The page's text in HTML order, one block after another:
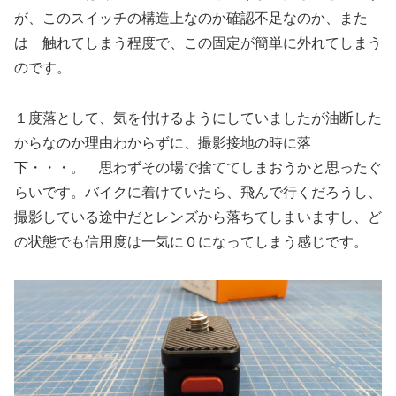
が、このスイッチの構造上なのか確認不足なのか、また
は 触れてしまう程度で、この固定が簡単に外れてしまう
のです。
１度落として、気を付けるようにしていましたが油断した
からなのか理由わからずに、撮影接地の時に落
下・・・。 思わずその場で捨ててしまおうかと思ったぐ
らいです。バイクに着けていたら、飛んで行くだろうし、
撮影している途中だとレンズから落ちてしまいますし、ど
の状態でも信用度は一気に０になってしまう感じです。